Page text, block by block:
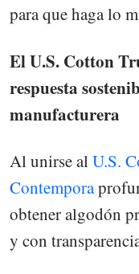
para que haga lo
El U.S. Cotton
respuesta
manufacturera
Al unirse alU.S.
Contempora
obtener algodón
y con